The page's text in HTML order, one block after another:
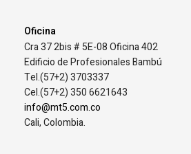
Oficina
Cra 37 2bis # 5E-08 Oficina 402
Edificio de Profesionales Bambú
Tel.(57+2) 3703337
Cel.(57+2) 350 6621643
info@mt5.com.co
Cali, Colombia.